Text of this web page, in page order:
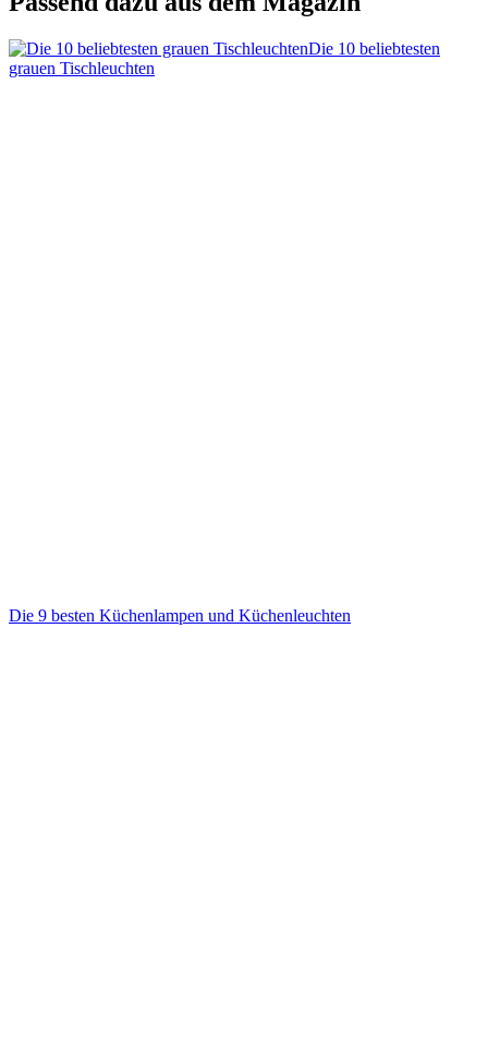
Die 10 beliebtesten
grauen Tischleuchten
Die 9 besten Küchenlampen und Küchenleuchten